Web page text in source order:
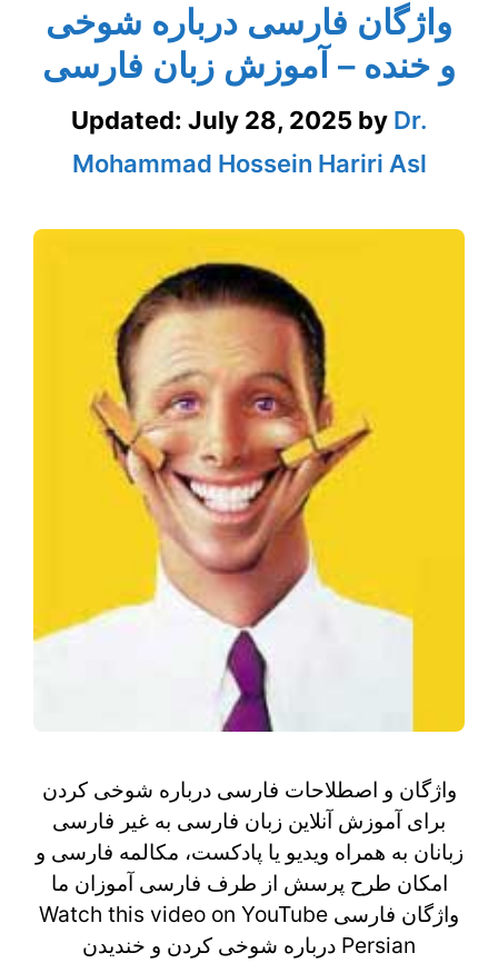
واژگان فارسی درباره شوخی
و خنده – آموزش زبان فارسی
Updated: July 28, 2025 by Dr.
Mohammad Hossein Hariri Asl
واژگان و اصطلاحات فارسی درباره شوخی کردن
برای آموزش آنلاین زبان فارسی به غیر فارسی
زبانان به همراه ویدیو یا پادکست، مکالمه فارسی و
امکان طرح پرسش از طرف فارسی آموزان ما
Watch this video on YouTube واژگان فارسی
درباره شوخی کردن و خندیدن Persian